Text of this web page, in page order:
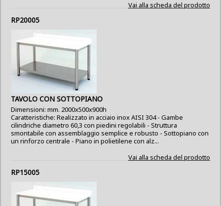
Vai alla scheda del prodotto
RP20005
TAVOLO CON SOTTOPIANO
Dimensioni: mm. 2000x500x900h
Caratteristiche: Realizzato in acciaio inox AISI 304 - Gambe
cilindriche diametro 60,3 con piedini regolabili - Struttura
smontabile con assemblaggio semplice e robusto - Sottopiano con
un rinforzo centrale - Piano in polietilene con alz...
Vai alla scheda del prodotto
RP15005